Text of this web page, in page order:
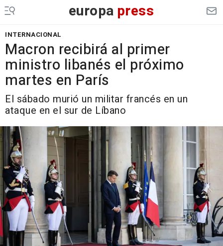
europa press
INTERNACIONAL
Macron recibirá al primer
ministro libanés el próximo
martes en París
El sábado murió un militar francés en un
ataque en el sur de Líbano